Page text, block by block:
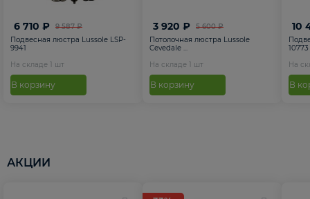
9 587 ₽
6 710 ₽
Подвесная люстра Lussole LSP-
9941
На складе 1 шт
В корзину
5 600 ₽
3 920 ₽
Потолочная люстра Lussole
Cevedale ...
На складе 1 шт
В корзину
10
10773
На
В
АКЦИИ